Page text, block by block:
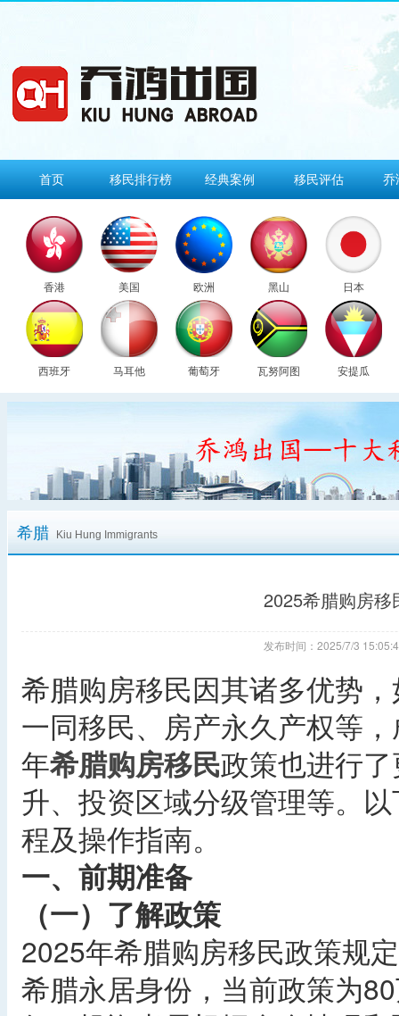
首页 移民排行榜 经典案例 移民评估 乔
香港 美国 欧洲 黑山 日本
西班牙 马耳他 葡萄牙 瓦努阿图 安提瓜
希腊 Kiu Hung Immigrants
2025希腊购房
发布时间：2025/7/3
希腊购房移民因其诸多优势
一同移民、房产永久产权等
年希腊购房移民政策也进行
升、投资区域分级管理等。
程及操作指南。
一、前期准备
（一）了解政策
2025年希腊购房移民政策规
希腊永居身份，当前政策为